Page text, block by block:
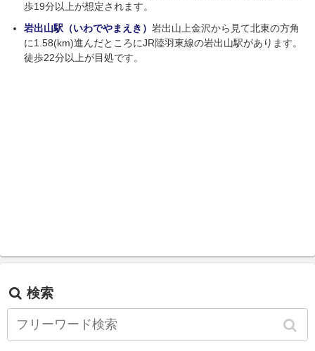
歩19分以上が想定されます。
岩出山駅（いわでやまえき） 岩出山上金沢から見て北東の方角
に1.58(km)進んだところにJR陸羽東線の岩出山駅があります。
徒歩22分以上が目処です。
検索